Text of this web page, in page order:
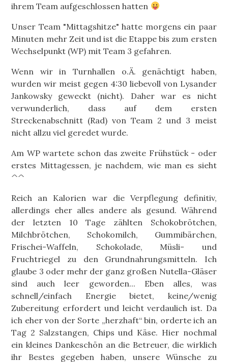
ihrem Team aufgeschlossen hatten
Unser Team "Mittagshitze" hatte morgens ein paar
Minuten mehr Zeit und ist die Etappe bis zum ersten
Wechselpunkt (WP) mit Team 3 gefahren.
Wenn wir in Turnhallen o.Ä. genächtigt haben,
wurden wir meist gegen 4:30 liebevoll von Lysander
Jankowsky geweckt (nicht). Daher war es nicht
verwunderlich, dass auf dem ersten
Streckenabschnitt (Rad) von Team 2 und 3 meist
nicht allzu viel geredet wurde.
Am WP wartete schon das zweite Frühstück - oder
erstes Mittagessen, je nachdem, wie man es sieht
^^
Reich an Kalorien war die Verpflegung definitiv,
allerdings eher alles andere als gesund. Während
der letzten 10 Tage zählten Schokobrötchen,
Milchbrötchen, Schokomilch, Gummibärchen,
Frischei-Waffeln, Schokolade, Müsli- und
Fruchtriegel zu den Grundnahrungsmitteln. Ich
glaube 3 oder mehr der ganz großen Nutella-Gläser
sind auch leer geworden... Eben alles, was
schnell/einfach Energie bietet, keine/wenig
Zubereitung erfordert und leicht verdaulich ist. Da
ich eher von der Sorte „herzhaft“ bin, orderte ich an
Tag 2 Salzstangen, Chips und Käse. Hier nochmal
ein kleines Dankeschön an die Betreuer, die wirklich
ihr Bestes gegeben haben, unsere Wünsche zu